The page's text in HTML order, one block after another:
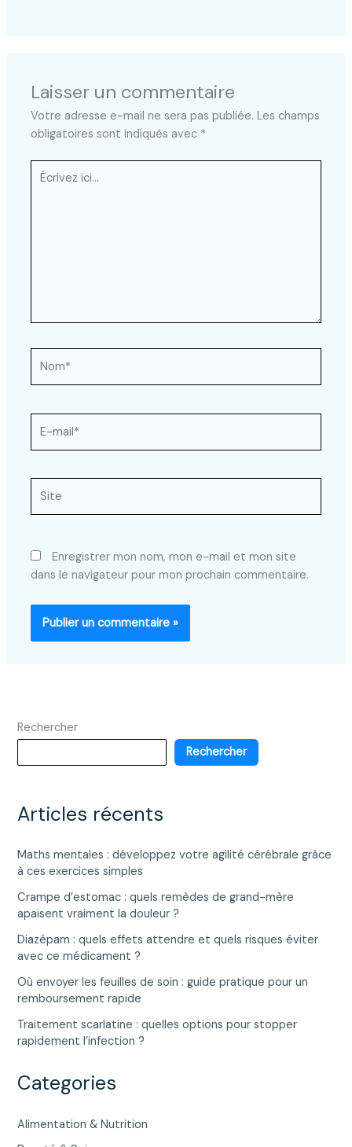
Laisser un commentaire
Votre adresse e-mail ne sera pas publiée. Les champs
obligatoires sont indiqués avec *
Écrivez
ici…
mail*
Enregistrer mon nom, mon e-mail et mon site
dans le navigateur pour mon prochain commentaire.
Rechercher
Rechercher
Articles récents
Maths mentales : développez votre agilité cérébrale grâce
à ces exercices simples
Crampe d’estomac : quels remèdes de grand-mère
apaisent vraiment la douleur ?
Diazépam : quels effets attendre et quels risques éviter
avec ce médicament ?
Où envoyer les feuilles de soin : guide pratique pour un
remboursement rapide
Traitement scarlatine : quelles options pour stopper
rapidement l’infection ?
Categories
Alimentation & Nutrition